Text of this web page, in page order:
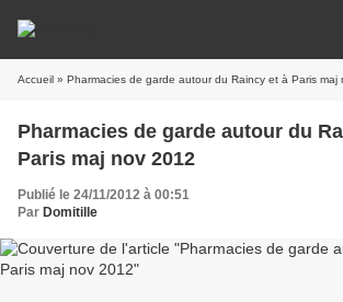
Accueil » Pharmacies de garde autour du Raincy et à Paris maj
Pharmacies de garde autour du
Paris maj nov 2012
Publié le 24/11/2012 à 00:51
Par Domitille